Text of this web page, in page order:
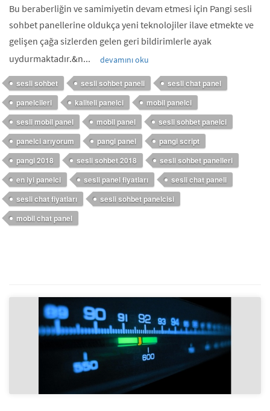
Bu beraberliğin ve samimiyetin devam etmesi için Pangi sesli
sohbet panellerine oldukça yeni teknolojiler ilave etmekte ve
gelişen çağa sizlerden gelen geri bildirimlerle ayak
uydurmaktadır.&n...
devamını oku
sesli sohbet sesli sohbet paneli
sesli chat panel
panelcileri
kaliteli panelci
mobil panelci
sesli mobil panel
mobil panel
sesli sohbet panelci
panelci arıyorum
pangi panel
pangi script
pangi 2018
sesli sohbet 2018
sesli sohbet panelleri
en iyi panelci
sesli panel fiyatları
sesli chat paneli
sesli chat fiyatları
sesli sohbet panelcisi
mobil chat panel